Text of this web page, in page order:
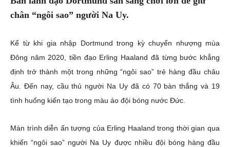
chân “ngôi sao” người Na Uy.
Kể từ khi gia nhập Dortmund trong kỳ chuyển nhượng mùa
Đông năm 2020, tiền đạo Erling Haaland đã từng bước khẳng
định trở thành một trong những “ngôi sao” trẻ hàng đầu châu
Âu. Đến nay, cầu thủ người Na Uy đã có 70 bàn thắng và 19
tình huống kiến tạo trong màu áo đội bóng nước Đức.
Màn trình diễn ấn tượng của Erling Haaland trong thời gian qua
khiến “ngôi sao” người Na Uy được nhiều đội bóng hàng đầu